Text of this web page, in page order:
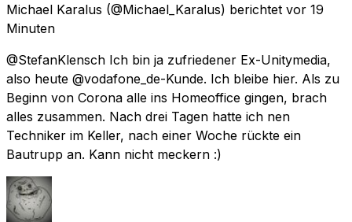
Michael Karalus (@Michael_Karalus) berichtet vor 19
Minuten
@StefanKlensch Ich bin ja zufriedener Ex-Unitymedia,
also heute @vodafone_de-Kunde. Ich bleibe hier. Als zu
Beginn von Corona alle ins Homeoffice gingen, brach
alles zusammen. Nach drei Tagen hatte ich nen
Techniker im Keller, nach einer Woche rückte ein
Bautrupp an. Kann nicht meckern :)